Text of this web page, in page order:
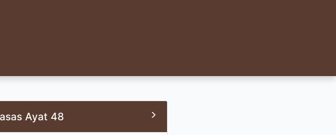
Ayat 48